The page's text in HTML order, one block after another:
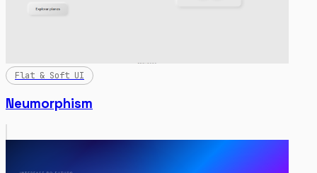
Flat & Soft UI
Neumorphism